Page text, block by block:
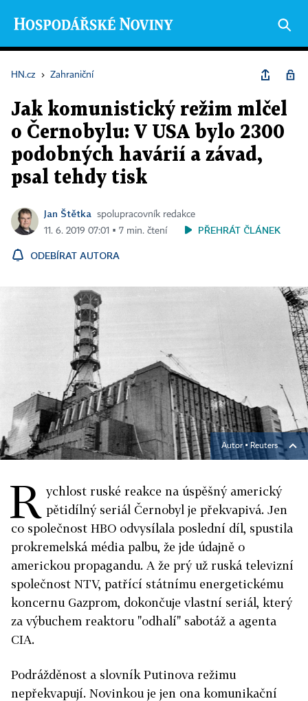
HN.cz › Zahraniční
Jak komunistický režim mlčel
o Černobylu: V USA bylo 2300
podobných havárií a závad,
psal tehdy tisk
Jan Štětka
spolupracovník redakce
11. 6. 2019 07:01 ▪ 7 min. čtení
PŘEHRÁT ČLÁNEK
ODEBÍRAT AUTORA
Autor ▪Reuters
R ychlost ruské reakce na úspěšný americký
pětidílný seriál Černobyl je překvapivá. Jen
co společnost HBO odvysílala poslední díl, spustila
prokremelská média palbu, že jde údajně o
americkou propagandu. A že prý už ruská televizní
společnost NTV, patřící státnímu energetickému
koncernu Gazprom, dokončuje vlastní seriál, který
za výbuchem reaktoru "odhalí" sabotáž a agenta
CIA.
Podrážděnost a slovník Putinova režimu
nepřekvapují. Novinkou je jen ona komunikační